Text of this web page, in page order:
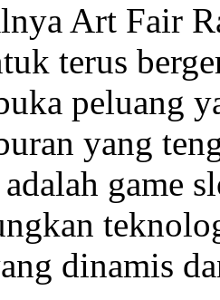
Art Fair
terus
peluang
yang
game
dinamis